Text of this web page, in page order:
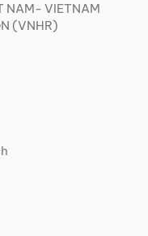
NAM- VIETNAM
(VNHR)